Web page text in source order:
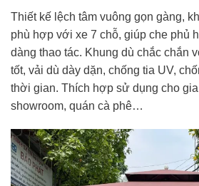
Thiết kế lệch tâm vuông gọn gàng,
phù hợp với xe 7 chỗ, giúp che phủ
dàng thao tác. Khung dù chắc chắn
tốt, vải dù dày dặn, chống tia UV,
thời gian. Thích hợp sử dụng cho
showroom, quán cà phê…